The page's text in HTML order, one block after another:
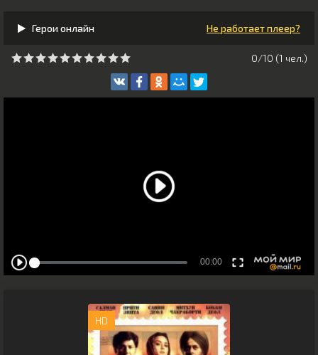
Герои онлайн Не работает плеер?
0/10 (1 чeл.)
HD